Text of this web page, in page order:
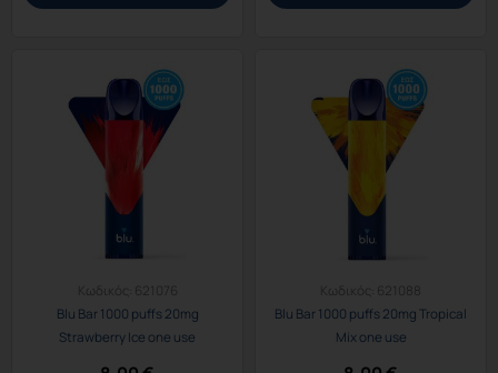
Κωδικός:
621076
Blu Bar 1000 puffs 20mg
Strawberry Ice one use
Κωδικός:
621088
Blu Bar 1000 puffs 20mg Tropical
Mix one use